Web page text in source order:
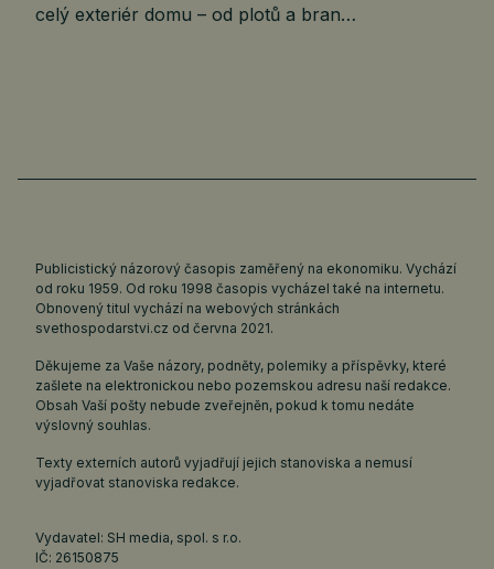
celý exteriér domu – od plotů a bran…
Publicistický názorový časopis zaměřený na ekonomiku. Vychází
od roku 1959. Od roku 1998 časopis vycházel také na internetu.
Obnovený titul vychází na webových stránkách
svethospodarstvi.cz od června 2021.
Děkujeme za Vaše názory, podněty, polemiky a příspěvky, které
zašlete na elektronickou nebo pozemskou adresu naší redakce.
Obsah Vaší pošty nebude zveřejněn, pokud k tomu nedáte
výslovný souhlas.
Texty externích autorů vyjadřují jejich stanoviska a nemusí
vyjadřovat stanoviska redakce.
Vydavatel: SH media, spol. s r.o.
IČ: 26150875